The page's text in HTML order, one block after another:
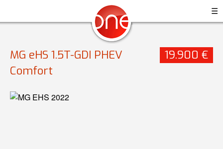
☰
MG eHS 1.5T-GDI PHEV
Comfort
19.900 €